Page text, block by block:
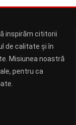
inspirăm cititorii
de calitate și în
Misiunea noastră
pentru ca